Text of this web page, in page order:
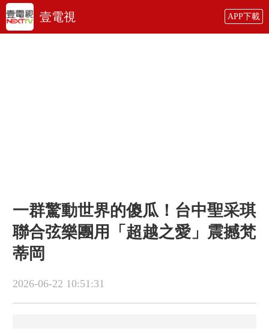
壹電視 APP下載
一群驚動世界的傻瓜！台中聖采琪
聯合弦樂團用「超越之愛」震撼梵
蒂岡
2026-06-22 10:51:31